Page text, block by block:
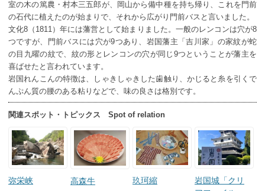
室の木の篤農・村本三五郎が、岡山から備中種を持ち帰り、これを門前
の石代に植えたのが始まりで、それから広がり門前バスと言いました。
文化8（1811）年には藩営として始まりました。一般のレンコンは穴が8
つですが、門前バスには穴が9つあり、岩国藩主「吉川家」の家紋が蛇
の目九曜の紋で、紋の形とレンコンの穴が同じ9つということが藩主を
喜ばせたと言われています。
岩国れんこんの特徴は、しゃきしゃきした歯触り、かじると糸を引くで
んぷん質の腰のある粘りなどで、味の良さは格別です。
関連スポット・トピックス Spot of relation
弥栄峡 高森牛 玖珂縮
岩国城「クリ